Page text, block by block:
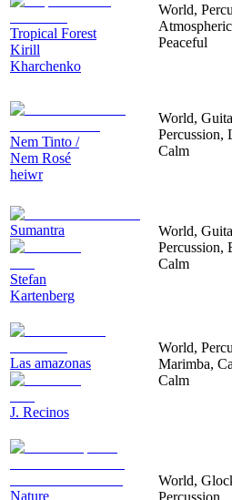
Tropical Forest
Kirill
Kharchenko
World,
Peaceful
Nem Tinto /
Nem Rosé
heiwr
World,
Percussion,
Calm
Sumantra
Stefan
Kartenberg
World,
Percussion,
Calm
Las amazonas
J. Recinos
World,
Marimba,
Calm
Nature
World,
Percussion,